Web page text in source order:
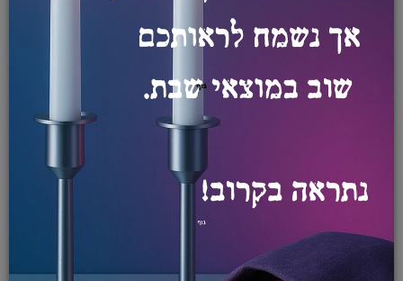
Samsung SmartTV NEO QLED
65" QE65QN85C